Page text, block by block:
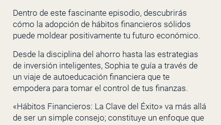
Dentro de este fascinante episodio, descubrirás
cómo la adopción de hábitos financieros sólidos
puede moldear positivamente tu futuro económico.
Desde la disciplina del ahorro hasta las estrategias
de inversión inteligentes, Sophia te guía a través de
un viaje de autoeducación financiera que te
empodera para tomar el control de tus finanzas.
«Hábitos Financieros: La Clave del Éxito» va más allá
de ser un simple consejo; constituye un enfoque que